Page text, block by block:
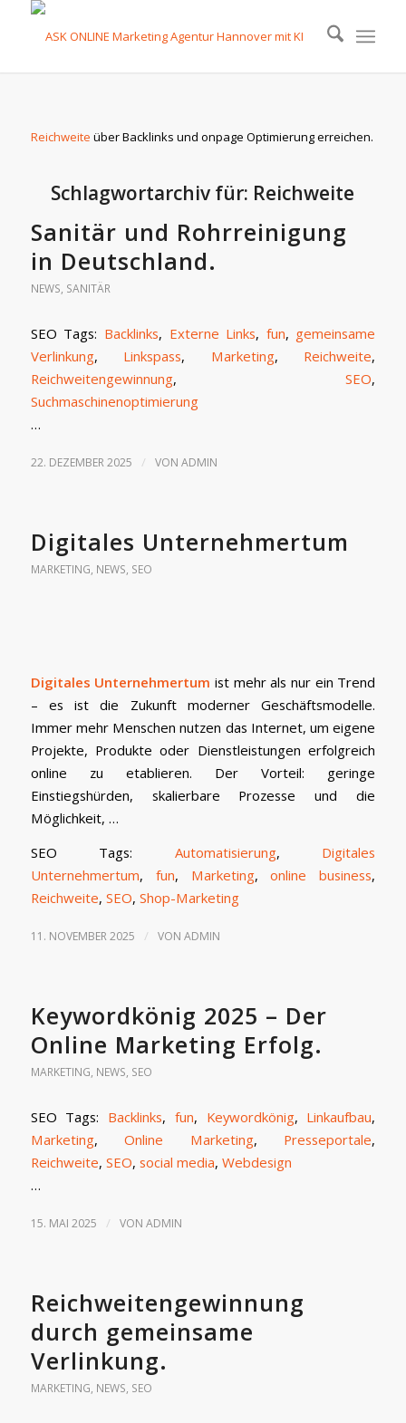
Reichweite über Backlinks und onpage Optimierung erreichen.
Schlagwortarchiv für: Reichweite
Sanitär und Rohrreinigung
in Deutschland.
NEWS, SANITÄR
SEO Tags: Backlinks, Externe Links, fun, gemeinsame
Verlinkung, Linkspass, Marketing, Reichweite,
Reichweitengewinnung,SEO,
Suchmaschinenoptimierung
…
22. DEZEMBER 2025 / VON ADMIN
Digitales Unternehmertum
MARKETING, NEWS, SEO
Digitales Unternehmertum ist mehr als nur ein Trend
– es ist die Zukunft moderner Geschäftsmodelle.
Immer mehr Menschen nutzen das Internet, um eigene
Projekte, Produkte oder Dienstleistungen erfolgreich
online zu etablieren. Der Vorteil: geringe
Einstiegshürden, skalierbare Prozesse und die
Möglichkeit, …
SEO Tags: Automatisierung, Digitales
Unternehmertum, fun, Marketing,online business,
Reichweite, SEO, Shop-Marketing
11. NOVEMBER 2025 / VON ADMIN
Keywordkönig 2025 – Der
Online Marketing Erfolg.
MARKETING, NEWS, SEO
SEO Tags: Backlinks, fun, Keywordkönig, Linkaufbau,
Marketing,Online Marketing, Presseportale,
Reichweite, SEO, social media, Webdesign
…
15. MAI 2025 / VON ADMIN
Reichweitengewinnung
durch gemeinsame
Verlinkung.
MARKETING, NEWS, SEO